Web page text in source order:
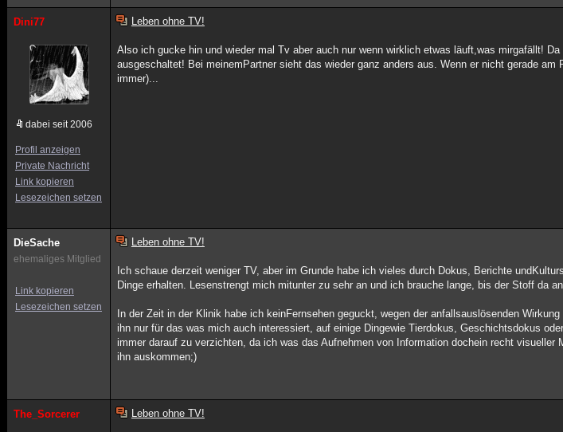
Dini77
dabei seit 2006
Profil anzeigen
Private Nachricht
Link kopieren
Lesezeichen setzen
Leben ohne TV!
Also ich gucke hin und wieder mal Tv aber auch nur wenn wirklich etwas läuft,was mirgafällt!
ausgeschaltet! Bei meinemPartner sieht das wieder ganz anders aus. Wenn er nicht gerade
immer)...
DieSache
ehemaliges Mitglied
Link kopieren
Lesezeichen setzen
Leben ohne TV!
Ich schaue derzeit weniger TV, aber im Grunde habe ich vieles durch Dokus, Berichte
Dinge erhalten. Lesenstrengt mich mitunter zu sehr an und ich brauche lange, bis der Stoff da
In der Zeit in der Klinik habe ich keinFernsehen geguckt, wegen der anfallsauslösenden
ihn nur für das was mich auch interessiert, auf einige Dingewie Tierdokus, Geschichtsdokus
immer darauf zu verzichten, da ich was das Aufnehmen von Information dochein recht
ihn auskommen;)
The_Sorcerer Leben ohne TV!